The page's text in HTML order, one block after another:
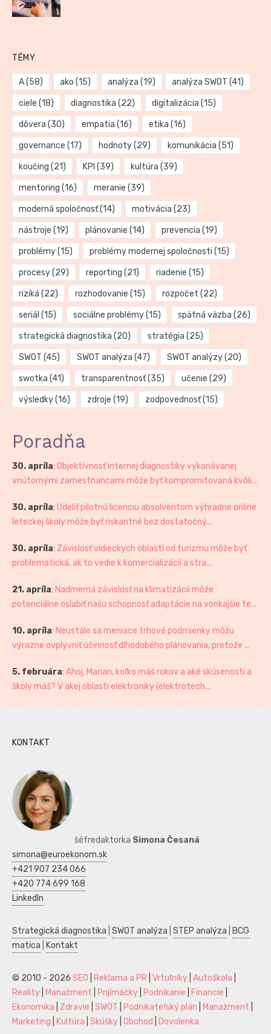
TÉMY
A(58) ako (15) analýza (19) analýza SWOT (41)
ciele (18) diagnostika (22) digitalizácia (15)
dôvera (30) empatia (16) etika (16)
governance (17) hodnoty(29) komunikácia (51)
koučing (21) KPI (39) kultúra (39)
mentoring (16) meranie (39)
moderná spoločnosť(14) motivácia (23)
nástroje (19) plánovanie (14) prevencia (19)
problémy(15) problémy modernej spoločnosti (15)
procesy(29) reporting (21) riadenie (15)
riziká (22) rozhodovanie (15) rozpočet (22)
seriál (15) sociálne problémy(15) spätná väzba (26)
strategická diagnostika (20) stratégia (25)
SWOT (45) SWOT analýza (47) SWOT analýzy(20)
swotka (41) transparentnosť(35) učenie (29)
výsledky(16) zdroje (19) zodpovednosť(15)
Poradňa
30. apríla: Objektívnosť internej diagnostiky vykonávanej
vnútornými zamestnancami môže byť kompromitovaná kvôli...
30. apríla: Udeliť pilotnú licenciu absolventom výhradne online
leteckej školy môže byť riskantné bez dostatočný...
30. apríla: Závislosť vidieckych oblastí od turizmu môže byť
problematická, ak to vedie k komercializácii a stra...
21. apríla: Nadmerná závislosť na klimatizácii môže
potenciálne oslabiť našu schopnosť adaptácie na vonkajšie te...
10. apríla: Neustále sa meniace trhové podmienky môžu
výrazne ovplyvniť účinnosť dlhodobého plánovania, pretože ...
5. februára: Ahoj, Marian, koľko máš rokov a aké skúsenosti a
školy máš? V akej oblasti elektroniky (elektrotech...
KONTAKT
šéfredaktorka Simona Česaná
simona@euroekonom.sk
+421 907 234 066
+420 774 699 168
LinkedIn
Strategická diagnostika SWOT analýza STEP analýza
BCG
matica
Kontakt
© 2010 - 2026 SEO Reklama a PR Vrtuľníky Autoškola
Reality
Manažment Prijímáčky Podnikanie Financie
Ekonomika
Zdravie SWOT Podnikateľský plán Manažment
Marketing
Kultúra Skúšky Obchod Dovolenka